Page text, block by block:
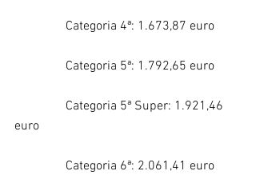
                Categoria 4ª: 1.673,87 euro
                Categoria 5ª: 1.792,65 euro
euro
                Categoria 6ª: 2.061,41 euro